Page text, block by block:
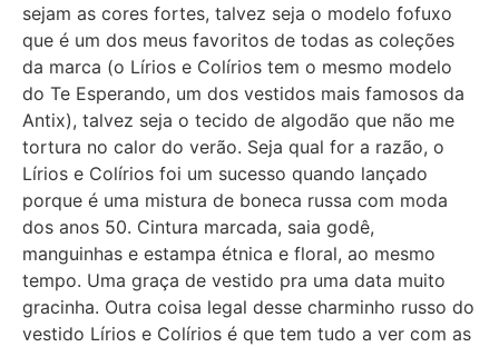
sejam as cores fortes, talvez seja o modelo fofuxo
que é um dos meus favoritos de todas as coleções
da marca (o Lírios e Colírios tem o mesmo modelo
do Te Esperando, um dos vestidos mais famosos da
Antix), talvez seja o tecido de algodão que não me
tortura no calor do verão. Seja qual for a razão, o
Lírios e Colírios foi um sucesso quando lançado
porque é uma mistura de boneca russa com moda
dos anos 50. Cintura marcada, saia godê,
manguinhas e estampa étnica e floral, ao mesmo
tempo. Uma graça de vestido pra uma data muito
gracinha. Outra coisa legal desse charminho russo do
vestido Lírios e Colírios é que tem tudo a ver com as